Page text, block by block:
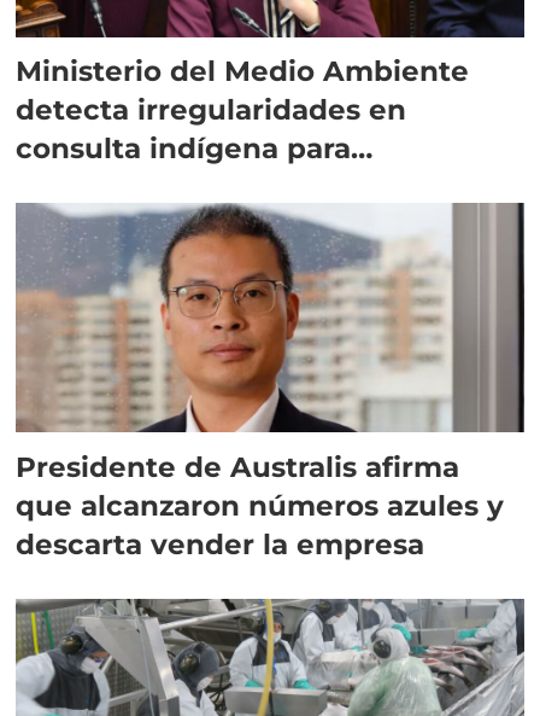
Ministerio del Medio Ambiente
detecta irregularidades en
consulta indígena para
Presidente de Australis afirma
que alcanzaron números azules y
descarta vender la empresa